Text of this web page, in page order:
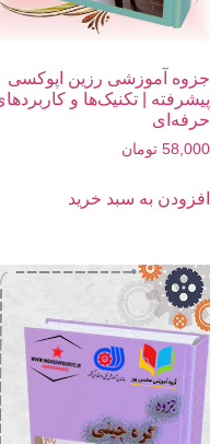
جزوه آموزشی رزین اپوکسی
پیشرفته | تکنیک‌ها و
حرفه‌ای
58,000 تومان
افزودن به سبد خرید